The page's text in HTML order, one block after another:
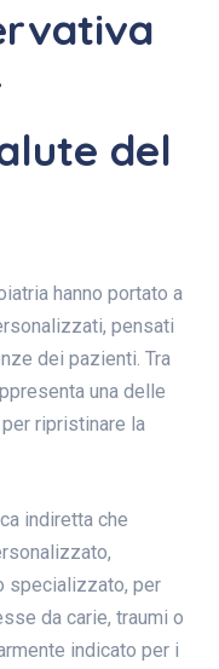
del
hanno portato a
pensati
dei pazienti. Tra
una delle
ripristinare la
indiretta che
specializzato, per
da carie, traumi o
indicato per i